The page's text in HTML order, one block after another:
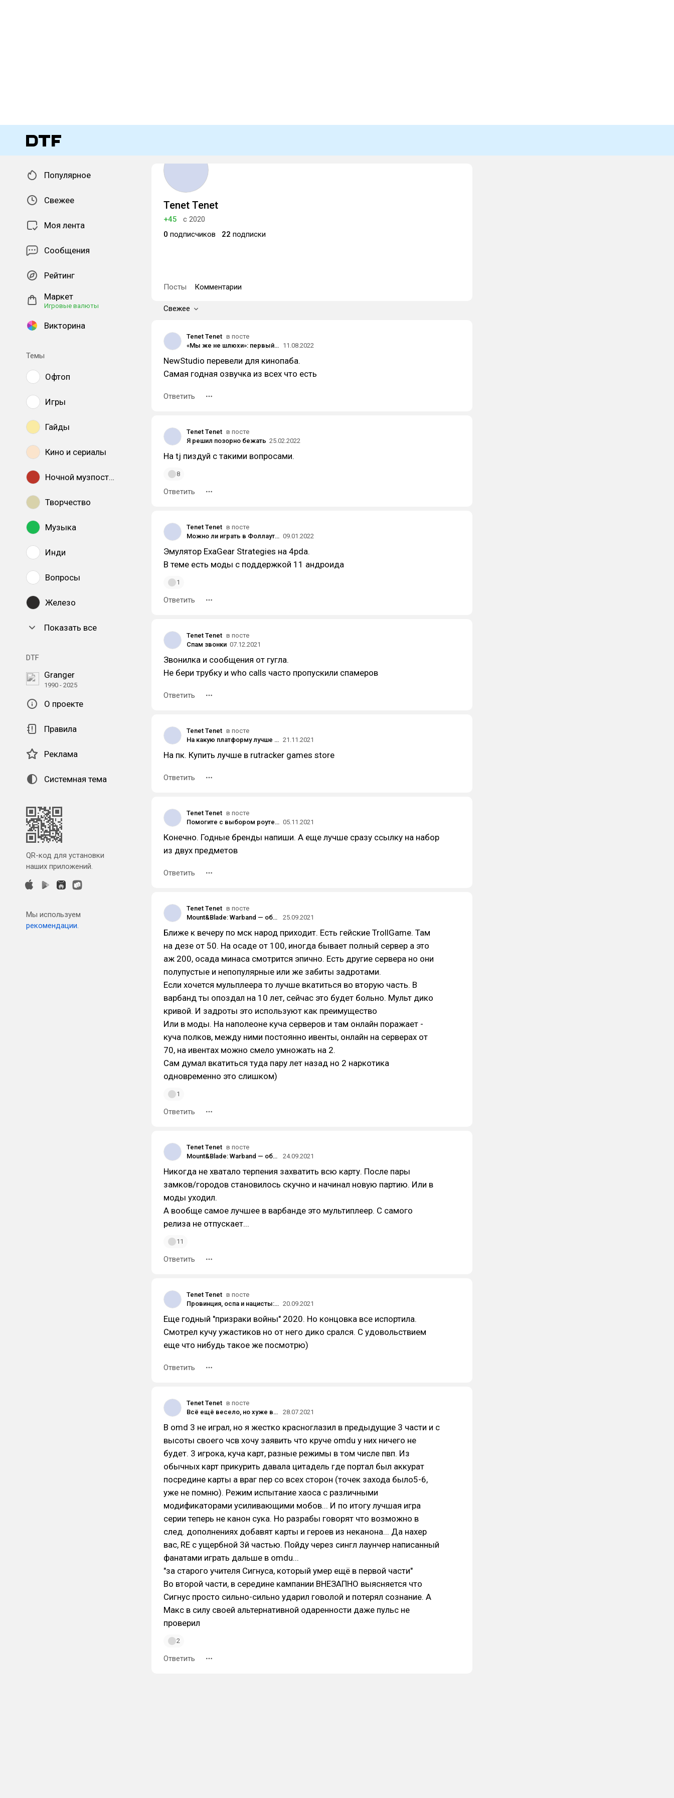
Популярное
Свежее
Моя лента
Сообщения
Рейтинг
Маркет
Игровые валюты
Викторина
Темы
Офтоп
Игры
Гайды
Кино и сериалы
Ночной музпостинг
Творчество
Музыка
Инди
Вопросы
Железо
Показать все
DTF
Granger
1990 - 2025
О проекте
Правила
Реклама
Системная тема
QR-код для установки
наших приложений.
Мы используем
рекомендации.
Tenet Tenet
+45
с 2020
0 подписчиков 22 подписки
Посты Комментарии
Свежее
Tenet Tenet в посте
«Мы же не шлюхи»: первый трейлер шестого сезона сериала «Рик и Морти» 11.08.2022
NewStudio перевели для кинопаба.
Самая годная озвучка из всех что есть
Ответить
Tenet Tenet в посте
Я решил позорно бежать 25.02.2022
На tj пиздуй с такими вопросами.
8
Ответить
Tenet Tenet в посте
Можно ли играть в Фоллаут 2 на андроид 11?И как это сделать? 09.01.2022
Эмулятор ExaGear Strategies на 4pda.
В теме есть моды с поддержкой 11 андроида
1
Ответить
Tenet Tenet в посте
Спам звонки 07.12.2021
Звонилка и сообщения от гугла.
Не бери трубку и who calls часто пропускили спамеров
Ответить
Tenet Tenet в посте
На какую платформу лучше всего брать последнее издание skyrim? 21.11.2021
На пк. Купить лучше в rutracker games store
Ответить
Tenet Tenet в посте
Помогите с выбором роутера 05.11.2021
Конечно. Годные бренды напиши. А еще лучше сразу ссылку на набор
из двух предметов
Ответить
Tenet Tenet в посте
Mount&Blade: Warband — образцовая эволюция геймплея в течении игры
25.09.2021
Ближе к вечеру по мск народ приходит. Есть гейские TrollGame. Там
на дезе от 50. На осаде от 100, иногда бывает полный сервер а это
аж 200, осада минаса смотрится эпично. Есть другие сервера но они
полупустые и непопулярные или же забиты задротами.
Если хочется мульплеера то лучше вкатиться во вторую часть. В
варбанд ты опоздал на 10 лет, сейчас это будет больно. Мульт дико
кривой. И задроты это используют как преимущество
Или в моды. На наполеоне куча серверов и там онлайн поражает -
куча полков, между ними постоянно ивенты, онлайн на серверах от
70, на ивентах можно смело умножать на 2.
Сам думал вкатиться туда пару лет назад но 2 наркотика
одновременно это слишком)
1
Ответить
Tenet Tenet в посте
Mount&Blade: Warband — образцовая эволюция геймплея в течении игры
24.09.2021
Никогда не хватало терпения захватить всю карту. После пары
замков/городов становилось скучно и начинал новую партию. Или в
моды уходил.
А вообще самое лучшее в варбанде это мультиплеер. С самого
релиза не отпускает...
11
Ответить
Tenet Tenet в посте
Провинция, оспа и нацисты: 8 хорроров из Восточной Европы 20.09.2021
Еще годный "призраки войны" 2020. Но концовка все испортила.
Смотрел кучу ужастиков но от него дико срался. С удовольствием
еще что нибудь такое же посмотрю)
Ответить
Tenet Tenet в посте
Всё ещё весело, но хуже во всём: обзор Orcs Must Die! 3
28.07.2021
В omd 3 не играл, но я жестко красноглазил в предыдущие 3 части и с
высоты своего чсв хочу заявить что круче omdu у них ничего не
будет. 3 игрока, куча карт, разные режимы в том числе пвп. Из
обычных карт прикурить давала цитадель где портал был аккурат
посредине карты а враг пер со всех сторон (точек захода было5-6,
уже не помню). Режим испытание хаоса с различными
модификаторами усиливающими мобов... И по итогу лучшая игра
серии теперь не канон сука. Но разрабы говорят что возможно в
след. дополнениях добавят карты и героев из неканона... Да нахер
вас, RE с ущербной 3й частью. Пойду через сингл лаунчер написанный
фанатами играть дальше в omdu...
"за старого учителя Сигнуса, который умер ещё в первой части"
Во второй части, в середине кампании ВНЕЗАПНО выясняется что
Сигнус просто сильно-сильно ударил говолой и потерял сознание. А
Макс в силу своей альтернативной одаренности даже пульс не
проверил
2
Ответить